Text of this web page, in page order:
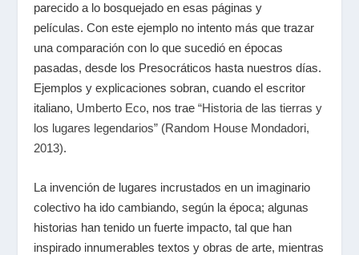
parecido a lo bosquejado en esas páginas y
películas.Con este ejemplo no intento más que trazar
una comparación con lo que sucedió en épocas
pasadas, desde los Presocráticos hasta nuestros días.
Ejemplos y explicaciones sobran, cuando el escritor
italiano, Umberto Eco, nos trae“Historia de las tierras y
los lugares legendarios” (Random House Mondadori,
2013).
La invención de lugares incrustados en un imaginario
colectivo ha ido cambiando, según la época; algunas
historias han tenido un fuerte impacto, tal que han
inspirado innumerables textos y obras de arte, mientras